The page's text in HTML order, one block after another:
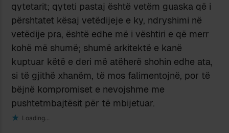
qytetarit; qyteti pastaj është vetëm guaska që i
përshtatet kësaj vetëdijeje e ky, ndryshimi në
vetëdije pra, është edhe më i vështiri e që merr
kohë më shumë; shumë arkitektë e kanë
kuptuar këtë e deri më atëherë shohin edhe ata,
si të gjithë xhanëm, të mos falimentojnë, por të
bëjnë kompromiset e nevojshme me
pushtetmbajtësit për të mbijetuar.
Loading...